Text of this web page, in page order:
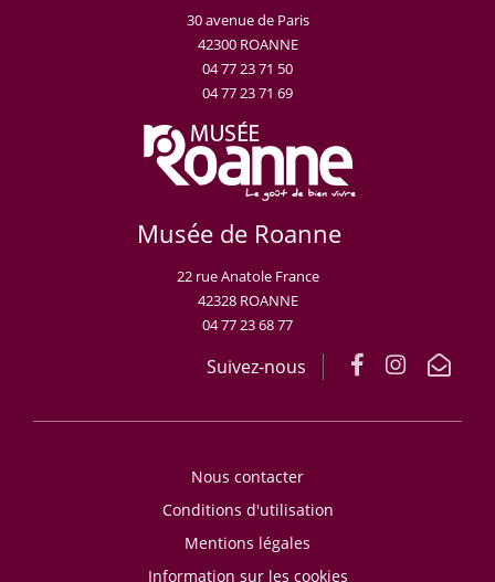
30 avenue de Paris
42300 ROANNE
04 77 23 71 50
04 77 23 71 69
Musée de Roanne
22 rue Anatole France
42328 ROANNE
04 77 23 68 77
Suivez-nous
Nous contacter
Conditions d'utilisation
Mentions légales
Information sur les cookies